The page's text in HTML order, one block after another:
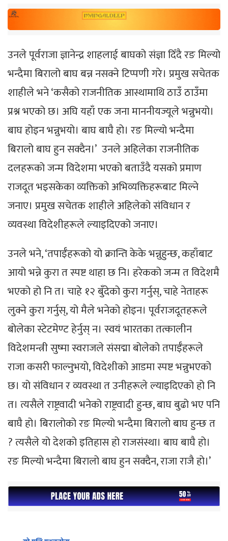
उनले पूर्वराजा ज्ञानेन्द्र शाहलाई बाघको संज्ञा दिँदै रङ मिल्यो
भन्दैमा बिरालो बाघ बन्न नसक्ने टिप्पणी गरे। प्रमुख सचेतक
शाहीले भने ‘कसैको राजनीतिक आस्थामाथि ठाउँ ठाउँमा
प्रश्न भएको छ। अघि यहाँ एक जना माननीयज्यूले भन्नुभयो।
बाघ होइन भन्नुभयो। बाघ बाघै हो। रङ मिल्यो भन्दैमा
बिरालो बाघ हुन सक्दैन।’ उनले अहिलेका राजनीतिक
दलहरूको जन्म विदेशमा भएको बताउँदै यसको प्रमाण
राजदूत भइसकेका व्यक्तिको अभिव्यक्तिहरूबाट मिल्ने
जनाए। प्रमुख सचेतक शाहीले अहिलेको संविधान र
व्यवस्था विदेशीहरूले ल्याइदिएको जनाए।
उनले भने, ‘तपाईँहरूको यो क्रान्ति केके भन्नुहुन्छ, कहाँबाट
आयो भन्ने कुरा त स्पष्ट थाहा छ नि। हरेकको जन्म त विदेशमै
भएको हो नि त। चाहे १२ बुँदेको कुरा गर्नुस्, चाहे नेताहरू
लुक्ने कुरा गर्नुस्, यो मैले भनेको होइन। पूर्वराजदूतहरूले
बोलेका स्टेटमेण्ट हेर्नुस् न। स्वयं भारतका तत्कालीन
विदेशमन्त्री सुष्मा स्वराजले संसद्मा बोलेको तपाईँहरूले
राजा कसरी फाल्नुभयो, विदेशीको आडमा स्पष्ट भन्नुभएको
छ। यो संविधान र व्यवस्था त उनीहरूले ल्याइदिएको हो नि
त। त्यसैले राष्ट्रवादी भनेको राष्ट्रवादी हुन्छ, बाघ बुढो भए पनि
बाघै हो। बिरालोको रङ मिल्यो भन्दैमा बिरालो बाघ हुन्छ त
? त्यसैले यो देशको इतिहास हो राजसंस्था। बाघ बाघै हो।
रङ मिल्यो भन्दैमा बिरालो बाघ हुन सक्दैन, राजा राजै हो।’